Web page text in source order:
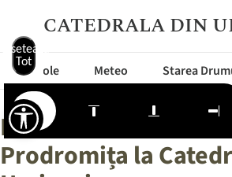
CATEDRALA DIN
Articole Meteo Starea
Icoana Maicii
Prodromița la
Tot